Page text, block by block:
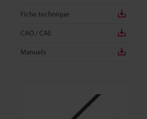
Fiche technique
CAO / CAE
Manuels